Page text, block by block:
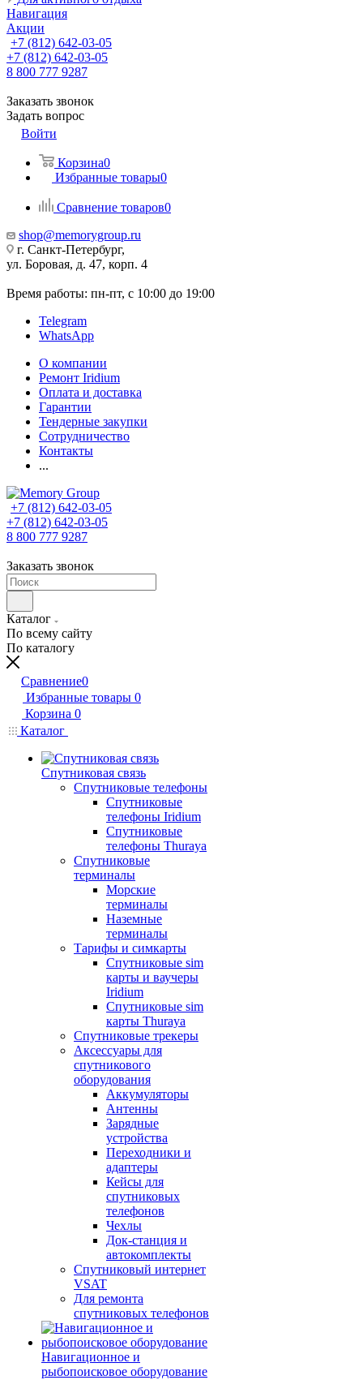
Навигация
Акции
+7 (812) 642-03-05
+7 (812) 642-03-05
8 800 777 9287
Заказать звонок
Задать вопрос
Войти
Корзина0
Избранные товары0
Сравнение товаров0
shop@memorygroup.ru
г. Санкт-Петербург,
ул. Боровая, д. 47, корп. 4
Время работы: пн-пт, с 10:00 до 19:00
Telegram
WhatsApp
О компании
Ремонт Iridium
Оплата и доставка
Гарантии
Тендерные закупки
Сотрудничество
Контакты
...
+7 (812) 642-03-05
+7 (812) 642-03-05
8 800 777 9287
Заказать звонок
Каталог
По всему сайту
По каталогу
Сравнение0
Избранные товары 0
Корзина 0
Каталог
Спутниковая связь
Спутниковые телефоны
Спутниковые
телефоны Iridium
Спутниковые
телефоны Thuraya
Спутниковые
терминалы
Морские
терминалы
Наземные
терминалы
Тарифы и симкарты
Спутниковые sim
карты и ваучеры
Iridium
Спутниковые sim
карты Thuraya
Спутниковые трекеры
Аксессуары для
спутникового
оборудования
Аккумуляторы
Антенны
Зарядные
устройства
Переходники и
адаптеры
Кейсы для
спутниковых
телефонов
Чехлы
Док-станция и
автокомплекты
Спутниковый интернет
VSAT
Для ремонта
спутниковых телефонов
Навигационное и
рыбопоисковое оборудование